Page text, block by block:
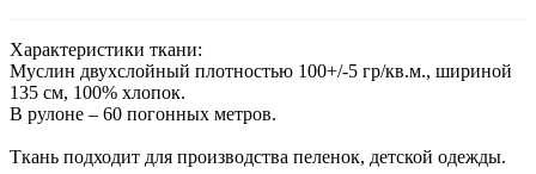
Характеристики ткани:
Муслин двухслойный плотностью 100+/-5 гр/кв.м., шириной
135 см, 100% хлопок.
В рулоне – 60 погонных метров.
Ткань подходит для производства пеленок, детской одежды.